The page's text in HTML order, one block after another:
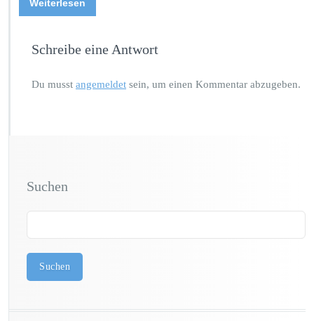
Weiterlesen
Schreibe eine Antwort
Du musst angemeldet sein, um einen Kommentar abzugeben.
Suchen
Suchen